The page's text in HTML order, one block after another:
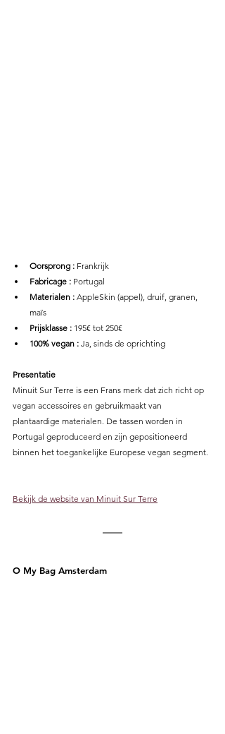
Oorsprong : Frankrijk
Fabricage : Portugal
Materialen : AppleSkin (appel), druif, granen,
maïs
Prijsklasse : 195€ tot 250€
100% vegan : Ja, sinds de oprichting
Presentatie
Minuit Sur Terre is een Frans merk dat zich richt op
vegan accessoires en gebruikmaakt van
plantaardige materialen. De tassen worden in
Portugal geproduceerd en zijn gepositioneerd
binnen het toegankelijke Europese vegan segment.
Bekijk de website van Minuit Sur Terre
O My Bag Amsterdam